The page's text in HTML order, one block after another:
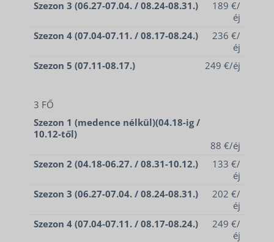
Szezon 3 (06.27-07.04. / 08.24-08.31.)
189 €/
éj
Szezon 4 (07.04-07.11. / 08.17-08.24.)
236 €/
éj
Szezon 5 (07.11-08.17.)
249 €/éj
3 FŐ
Szezon 1 (medence nélkül)(04.18-ig /
10.12-től)
88 €/éj
Szezon 2 (04.18-06.27. / 08.31-10.12.)
133 €/
éj
Szezon 3 (06.27-07.04. / 08.24-08.31.)
202 €/
éj
Szezon 4 (07.04-07.11. / 08.17-08.24.)
249 €/
éj